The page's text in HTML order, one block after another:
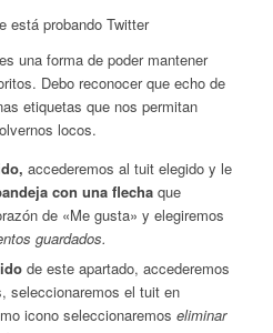
una forma de poder mantener
Debo reconocer que echo de
etiquetas que nos permitan
locos.
accederemos al tuit elegido y le
con una flechaque
de «Me gusta» y elegiremos
guardados.
de este apartado, accederemos
seleccionaremos el tuit en
icono seleccionaremos eliminar